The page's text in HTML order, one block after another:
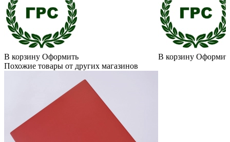
В корзину Оформить В корзину
Похожие товары от других магазинов